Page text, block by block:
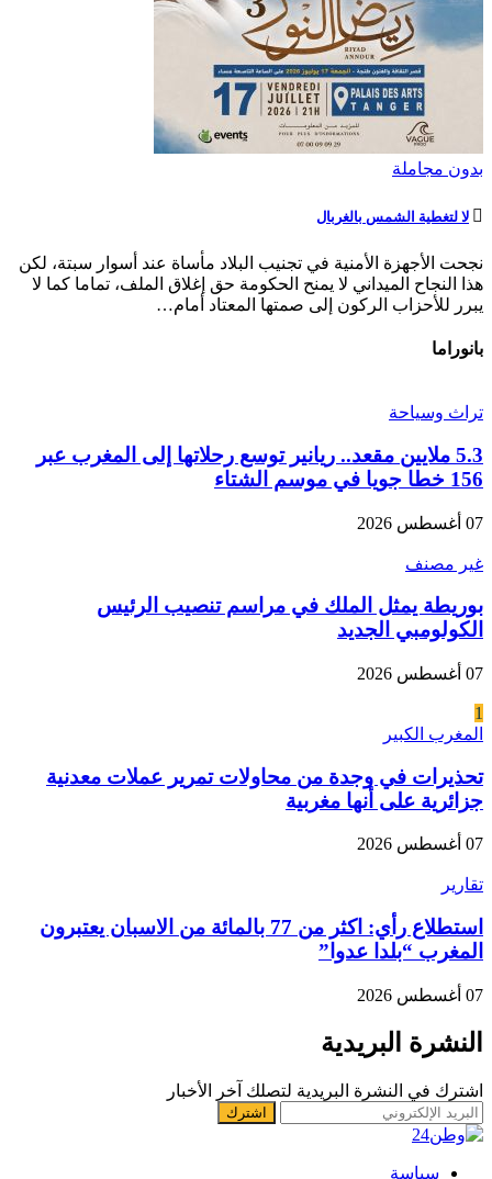
بدون مجاملة
لا لتغطية الشمس بالغربال
نجحت الأجهزة الأمنية في تجنيب البلاد مأساة عند أسوار سبتة، لكن
هذا النجاح الميداني لا يمنح الحكومة حق إغلاق الملف، تماما كما لا
يبرر للأحزاب الركون إلى صمتها المعتاد أمام…
بانوراما
تراث وسياحة
5.3 ملايين مقعد.. ريانير توسع رحلاتها إلى المغرب عبر
156 خطا جويا في موسم الشتاء
07 أغسطس 2026
غير مصنف
بوريطة يمثل الملك في مراسم تنصيب الرئيس
الكولومبي الجديد
07 أغسطس 2026
1
المغرب الكبير
تحذيرات في وجدة من محاولات تمرير عملات معدنية
جزائرية على أنها مغربية
07 أغسطس 2026
تقارير
استطلاع رأي: اكثر من 77 بالمائة من الاسبان يعتبرون
المغرب “بلدا عدوا”
07 أغسطس 2026
النشرة البريدية
اشترك في النشرة البريدية لتصلك آخر الأخبار
سياسة